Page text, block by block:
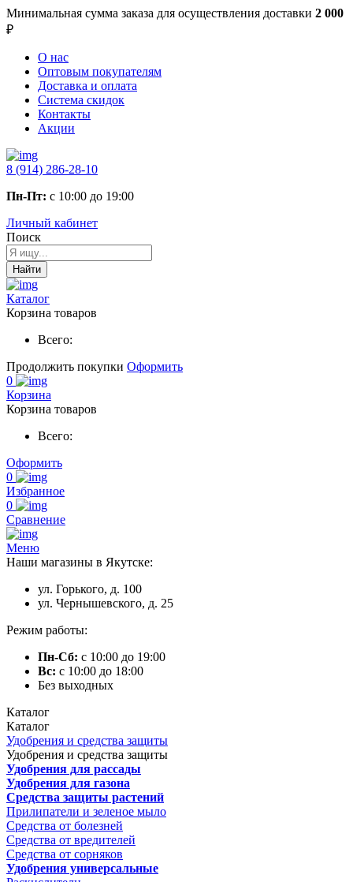
Минимальная сумма заказа для осуществления доставки 2 000
₽
О нас
Оптовым покупателям
Доставка и оплата
Система скидок
Контакты
Акции
8 (914) 286-28-10
Пн-Пт: с 10:00 до 19:00
Личный кабинет
Поиск
Найти
Каталог
Корзина товаров
Всего:
Продолжить покупки Оформить
0
Корзина
Корзина товаров
Всего:
Оформить
0
Избранное
0
Сравнение
Меню
Наши магазины в Якутске:
ул. Горького, д. 100
ул. Чернышевского, д. 25
Режим работы:
Пн-Сб: с 10:00 до 19:00
Вс: с 10:00 до 18:00
Без выходных
Каталог
Каталог
Удобрения и средства защиты
Удобрения и средства защиты
Удобрения для рассады
Удобрения для газона
Средства защиты растений
Прилипатели и зеленое мыло
Средства от болезней
Средства от вредителей
Средства от сорняков
Удобрения универсальные